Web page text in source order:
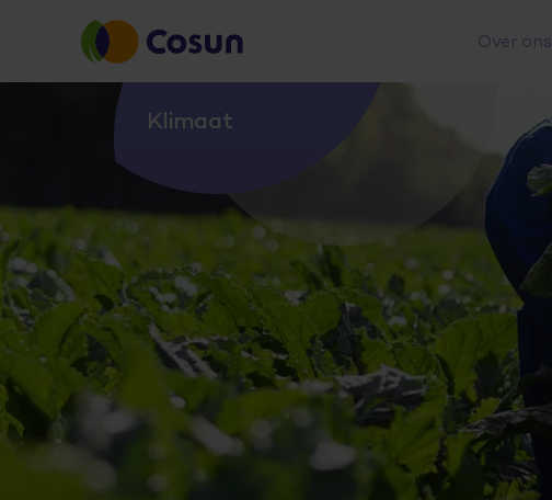
Over ons
Klimaat